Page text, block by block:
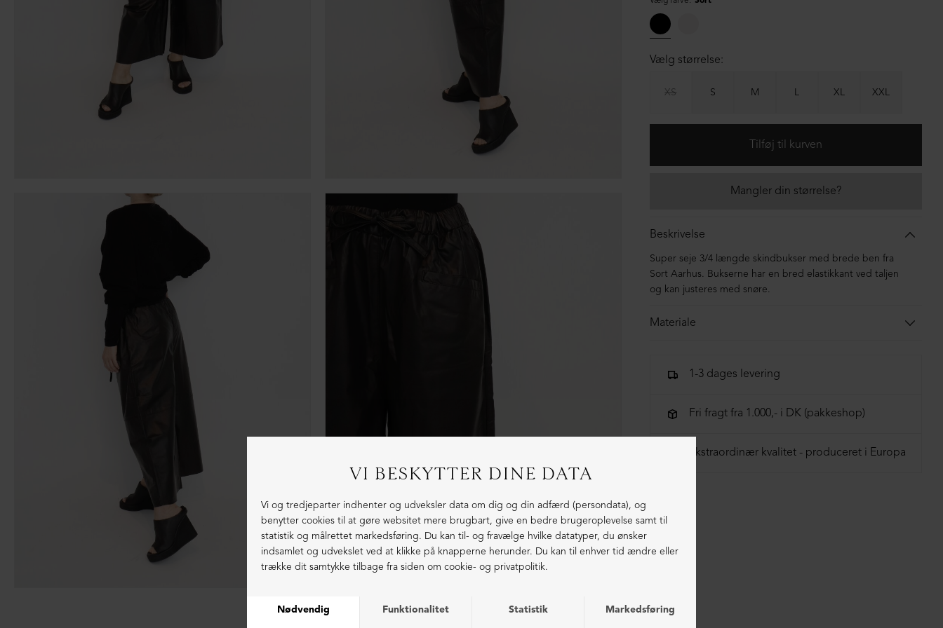
Vælg størrelse:
XS S M L XL XXL
Mangler din størrelse?
Beskrivelse
Super seje 3/4 længde skindbukser med brede ben fra
Sort Aarhus. Bukserne har en bred elastikkant ved taljen
og kan justeres med snøre.
Materiale
1-3 dages levering
Fri fragt fra 1.000,- i DK (pakkeshop)
Ekstraordinær kvalitet - produceret i Europa